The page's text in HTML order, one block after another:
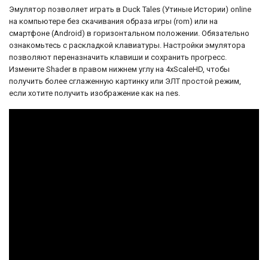
Уровень 4
Эмулятор позволяет играть в Duck Tales (Утиные Истории) online
на компьютере без скачивания образа игры (rom) или на
смартфоне (Android) в горизонтальном положении. Обязательно
ознакомьтесь с раскладкой клавиатуры. Настройки эмулятора
позволяют переназначить клавиши и сохранить прогресс.
Измените Shader в правом нижнем углу на 4xScaleHD, чтобы
получить более сглаженную картинку или ЭЛТ простой режим,
если хотите получить изображение как на nes.